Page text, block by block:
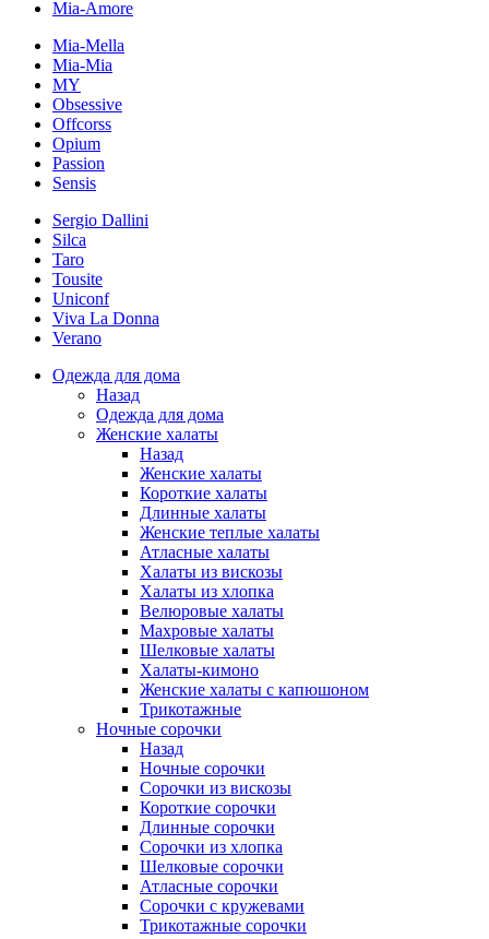
Mia-Amore
Mia-Mella
Mia-Mia
MY
Obsessive
Offcorss
Opium
Passion
Sensis
Sergio Dallini
Silca
Taro
Tousite
Uniconf
Viva La Donna
Verano
Одежда для дома
Назад
Одежда для дома
Женские халаты
Назад
Женские халаты
Короткие халаты
Длинные халаты
Женские теплые халаты
Атласные халаты
Халаты из вискозы
Халаты из хлопка
Велюровые халаты
Махровые халаты
Шелковые халаты
Халаты-кимоно
Женские халаты с капюшоном
Трикотажные
Ночные сорочки
Назад
Ночные сорочки
Сорочки из вискозы
Короткие сорочки
Длинные сорочки
Сорочки из хлопка
Шелковые сорочки
Атласные сорочки
Сорочки с кружевами
Трикотажные сорочки